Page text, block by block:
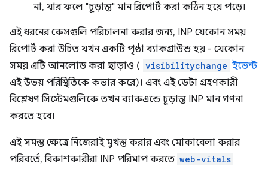
না, যার ফলে "চূড়ান্ত" মান রিপোর্ট করা কঠিন হয়ে পড়ে।
এই ধরনের কেসগুলি পরিচালনা করার জন্য, INP যেকোন সময়
রিপোর্ট করা উচিত যখন একটি পৃষ্ঠা ব্যাকগ্রাউন্ড হয় - যেকোন
সময় এটি আনলোড করা ছাড়াও ( visibilitychange ইভেন্ট
এই উভয় পরিস্থিতিকে কভার করে)। এবং এই ডেটা গ্রহণকারী
বিশ্লেষণ সিস্টেমগুলিকে তখন ব্যাকএন্ডে চূড়ান্ত INP মান গণনা
করতে হবে।
এই সমস্ত ক্ষেত্রে নিজেরাই মুখস্ত করার এবং মোকাবেলা করার
পরিবর্তে, বিকাশকারীরা INP পরিমাপ করতে web-vitals